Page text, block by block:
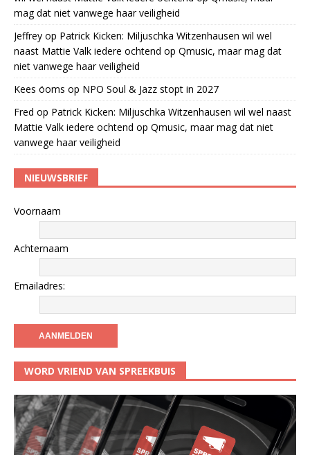
mag dat niet vanwege haar veiligheid
Jeffrey op Patrick Kicken: Miljuschka Witzenhausen wil wel
naast Mattie Valk iedere ochtend op Qmusic, maar mag dat
niet vanwege haar veiligheid
Kees öoms op NPO Soul & Jazz stopt in 2027
Fred op Patrick Kicken: Miljuschka Witzenhausen wil wel naast
Mattie Valk iedere ochtend op Qmusic, maar mag dat niet
vanwege haar veiligheid
NIEUWSBRIEF
Voornaam
Achternaam
Emailadres:
WORD VRIEND VAN SPREEKBUIS